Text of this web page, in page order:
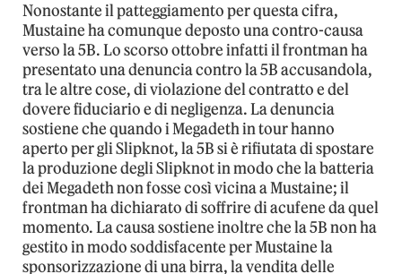
Nonostante il patteggiamento per questa cifra,
Mustaine ha comunque deposto una contro-causa
verso la 5B. Lo scorso ottobre infatti il frontman ha
presentato una denuncia contro la 5B accusandola,
tra le altre cose, di violazione del contratto e del
dovere fiduciario e di negligenza. La denuncia
sostiene che quando i Megadeth in tour hanno
aperto per gli Slipknot, la 5B si è rifiutata di spostare
la produzione degli Slipknot in modo che la batteria
dei Megadeth non fosse così vicina a Mustaine; il
frontman ha dichiarato di soffrire di acufene da quel
momento. La causa sostiene inoltre che la 5B non ha
gestito in modo soddisfacente per Mustaine la
sponsorizzazione di una birra, la vendita delle